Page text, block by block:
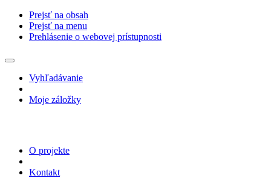
Prejsť na obsah
Prejsť na menu
Prehlásenie o webovej prístupnosti
Vyhľadávanie
Moje záložky
O projekte
Kontakt